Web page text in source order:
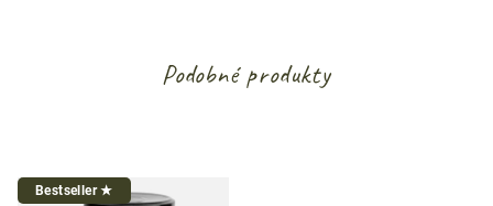
hvězdiček.
Podobné produkty
Bestseller ★